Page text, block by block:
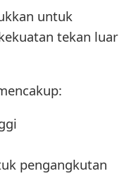
untuk
tekan luar
pengangkutan